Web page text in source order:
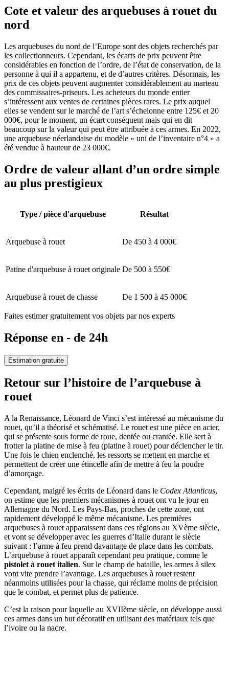
Cote et valeur des arquebuses à rouet du
nord
Les arquebuses du nord de l’Europe sont des objets recherchés par
les collectionneurs. Cependant, les écarts de prix peuvent être
considérables en fonction de l’ordre, de l’état de conservation, de la
personne à qui il a appartenu, et de d’autres critères. Désormais, les
prix de ces objets peuvent augmenter considérablement au marteau
des commissaires-priseurs. Les acheteurs du monde entier
s’intéressent aux ventes de certaines pièces rares. Le prix auquel
elles se vendent sur le marché de l’art s’échelonne entre 125€ et 20
000€, pour le moment, un écart conséquent mais qui en dit
beaucoup sur la valeur qui peut être attribuée à ces armes. En 2022,
une arquebuse néerlandaise du modèle « uni de l’inventaire n°4 » a
été vendue à hauteur de 23 000€.
Ordre de valeur allant d’un ordre simple
au plus prestigieux
Type / pièce d'arquebuse Résultat
Arquebuse à rouet De 450 à 4 000€
Patine d'arquebuse à rouet originale De 500 à 550€
Arquebuse à rouet de chasse De 1 500 à 45 000€
Faites estimer gratuitement vos objets par nos experts
Réponse en - de 24h
Estimation gratuite
Retour sur l’histoire de l’arquebuse à
rouet
A la Renaissance, Léonard de Vinci s’est intéressé au mécanisme du
rouet, qu’il a théorisé et schématisé. Le rouet est une pièce en acier,
qui se présente sous forme de roue, dentée ou crantée. Elle sert à
frotter la platine de mise à feu (platine à rouet) pour déclencher le tir.
Une fois le chien enclenché, les ressorts se mettent en marche et
permettent de créer une étincelle afin de mettre à feu la poudre
d’amorçage.
Cependant, malgré les écrits de Léonard dans le Codex Atlanticus,
on estime que les premiers mécanismes à rouet ont vu le jour en
Allemagne du Nord. Les Pays-Bas, proches de cette zone, ont
rapidement développé le même mécanisme. Les premières
arquebuses à rouet apparaissent dans ces régions au XVème siècle,
et vont se développer avec les guerres d’Italie durant le siècle
suivant : l’arme à feu prend davantage de place dans les combats.
L’arquebuse à rouet apparaît cependant peu pratique, comme le
pistolet à rouet italien. Sur le champ de bataille, les armes à silex
vont vite prendre l’avantage. Les arquebuses à rouet restent
néanmoins utilisées pour la chasse, qui réclame moins de précision
que le combat, et permet plus de patience.
C’est la raison pour laquelle au XVIIème siècle, on développe aussi
ces armes dans un but décoratif en utilisant des matériaux tels que
l’ivoire ou la nacre.